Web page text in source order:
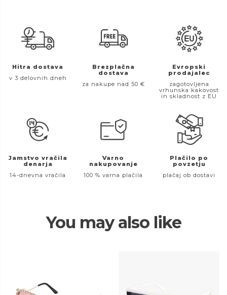
Hitra dostava
v 3 delovnih dneh
Brezplačna
dostava
za nakupe nad 50 €
Evropski
prodajalec
zagotovljena
vrhunska kakovost
in skladnost z EU
Jamstvo vračila
denarja
14-dnevna vračila
Varno
nakupovanje
100 % varna plačila
Plačilo po
povzetju
plačaj ob dostavi
You may also like